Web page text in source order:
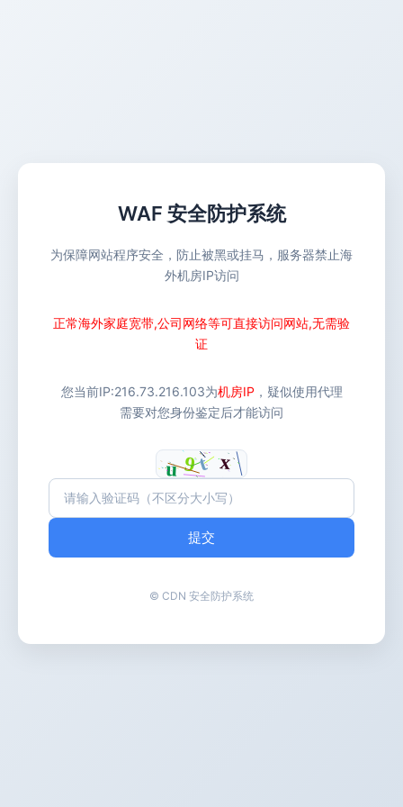
WAF 安全防护系统
为保障网站程序安全，防止被黑或挂马，服务器禁止海
外机房IP访问
正常海外家庭宽带,公司网络等可直接访问网站,无需验
证
您当前IP:216.73.216.103为机房IP ，疑似使用代理
需要对您身份鉴定后才能访问
提交
© CDN 安全防护系统